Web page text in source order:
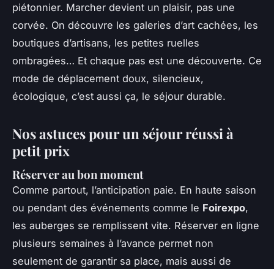
piétonnier. Marcher devient un plaisir, pas une
corvée. On découvre les galeries d’art cachées, les
boutiques d’artisans, les petites ruelles
ombragées… Et chaque pas est une découverte. Ce
mode de déplacement doux, silencieux,
écologique, c’est aussi ça, le séjour durable.
Nos astuces pour un séjour réussi à
petit prix
Réserver au bon moment
Comme partout, l’anticipation paie. En haute saison
ou pendant des événements comme le Foirexpo,
les auberges se remplissent vite. Réserver en ligne
plusieurs semaines à l’avance permet non
seulement de garantir sa place, mais aussi de